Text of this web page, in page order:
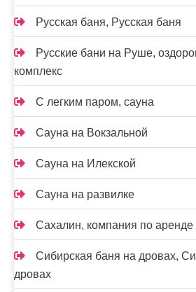
Русская баня, Русская баня
Русские бани на Руше,
комплекс
С легким паром, сауна
Сауна на Вокзальной
Сауна на Илекской
Сауна на развилке
Сахалин, компания по аренде
Сибирская баня на дровах,
дровах